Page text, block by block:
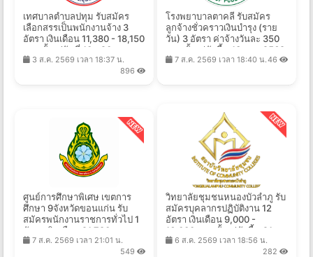
เทศบาลตําบลปทุม รับสมัคร
เลือกสรรเป็นพนักงานจ้าง 3
อัตรา เงินเดือน 11,380 - 18,150
บาท ตั้งแต่วันที่ 10 - 20 ส.ค.
25693 ส.ค. 2569 เวลา 18:37 น.
896
โรงพยาบาลตาคลี รับสมัคร
ลูกจ้างชั่วคราวเงินบํารุง (ราย
วัน) 3 อัตรา ค่าจ้างวันละ 350
บาท ตั้งแต่บัดนี้ - 13 ส.ค. 2569
7 ส.ค. 2569 เวลา 18:40 น.46
ศูนย์การศึกษาพิเศษ เขตการ
ศึกษา 9จังหวัดขอนแก่น รับ
สมัครพนักงานราชการทั่วไป 1
อัตรา เงินเดือน 21,780 บาท
ตั้งแต่วันที่ 6-13 ส.ค. 2569
7 ส.ค. 2569 เวลา 21:01 น.
549
วิทยาลัยชุมชนหนองบัวลำภู รับ
สมัครบุคลากรปฏิบัติงาน 12
อัตรา เงินเดือน 9,000 -
16,000 บาท ตั้งแต่บัดนี้ - 21
ส.ค. 2569
6 ส.ค. 2569 เวลา 18:56 น.
282